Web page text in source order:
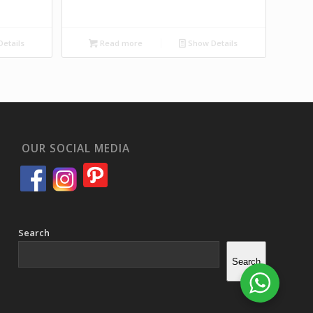
Read more Show Details
OUR SOCIAL MEDIA
Search
Search